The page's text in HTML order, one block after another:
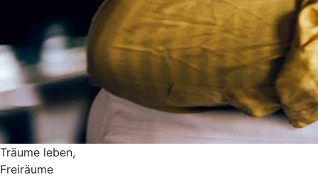
Träume leben,
Freiräume